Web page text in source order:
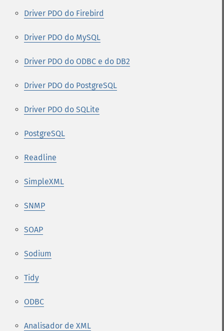
Driver PDO do Firebird
Driver PDO do MySQL
Driver PDO do ODBC e do DB2
Driver PDO do PostgreSQL
Driver PDO do SQLite
PostgreSQL
Readline
SimpleXML
SNMP
SOAP
Sodium
Tidy
ODBC
Analisador de XML